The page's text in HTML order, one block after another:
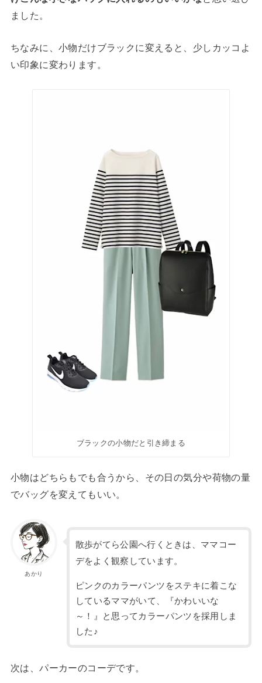
ました。
ちなみに、小物だけブラックに変えると、少しカッコよ
い印象に変わります。
ブラックの小物だと引き締まる
小物はどちらもでも合うから、その日の気分や荷物の量
でバッグを変えてもいい。
あかり
散歩がてら公園へ行くときは、ママコー
デをよく観察しています。
ピンクのカラーパンツをステキに着こな
しているママがいて、『かわいいな
～！』と思ってカラーパンツを採用しま
した♪
次は、パーカーのコーデです。